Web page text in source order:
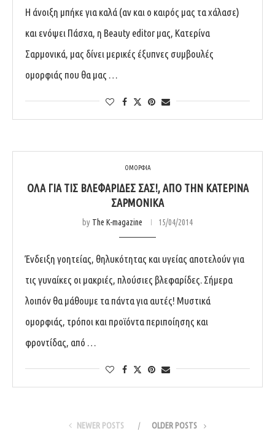
Η άνοιξη μπήκε για καλά (αν και ο καιρός μας τα χάλασε)
και ενόψει Πάσχα, η Beauty editor μας, Κατερίνα
Σαρμονικά, μας δίνει μερικές έξυπνες συμβουλές
ομορφιάς που θα μας …
ΟΜΟΡΦΙΑ
ΌΛΑ ΓΙΑ ΤΙΣ ΒΛΕΦΑΡΊΔΕΣ ΣΑΣ!, ΑΠΌ ΤΗΝ ΚΑΤΕΡΊΝΑ
ΣΑΡΜΟΝΙΚΆ
by The K-magazine 15/04/2014
Ένδειξη γοητείας, θηλυκότητας και υγείας αποτελούν για
τις γυναίκες οι μακριές, πλούσιες βλεφαρίδες. Σήμερα
λοιπόν θα μάθουμε τα πάντα για αυτές! Μυστικά
ομορφιάς, τρόποι και προϊόντα περιποίησης και
φροντίδας, από …
NEWER POSTS OLDER POSTS